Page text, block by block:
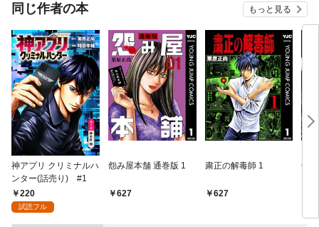
同じ作者の本 もっと見る
神アプリ クリミナルハ
ンター(話売り) #1
220
試読フル
怨み屋本舗 通巻版 1
627
粛正の解毒師 1
627
怨